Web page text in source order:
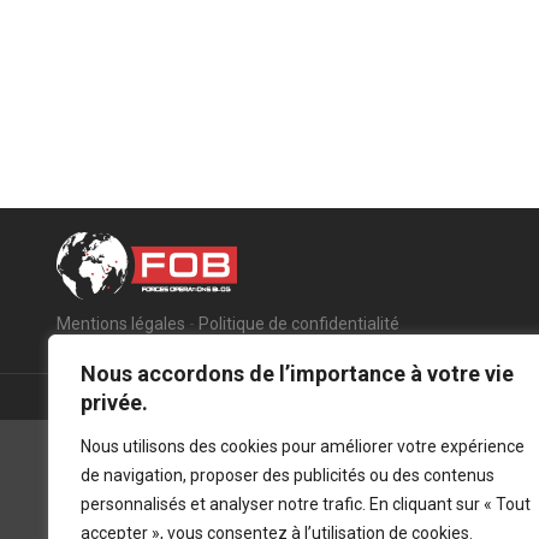
Nous accordons de l’importance à votre vie
privée.
Nous utilisons des cookies pour améliorer votre expérience
de navigation, proposer des publicités ou des contenus
personnalisés et analyser notre trafic. En cliquant sur « Tout
accepter », vous consentez à l’utilisation de cookies.
Mentions légales - Politique de confidentialité